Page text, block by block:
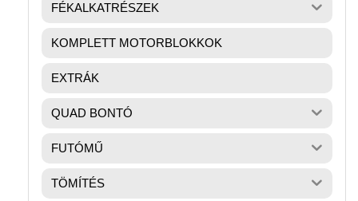
FÉKALKATRÉSZEK
KOMPLETT MOTORBLOKKOK
EXTRÁK
QUAD BONTÓ
FUTÓMŰ
TÖMÍTÉS